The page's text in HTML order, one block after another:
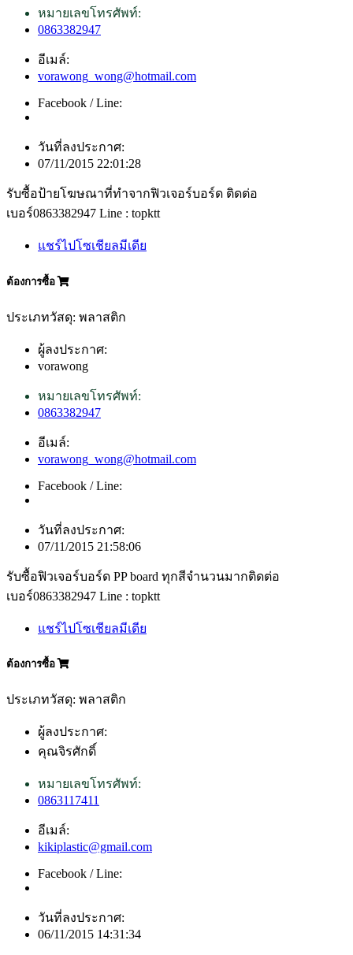
หมายเลขโทรศัพท์:
0863382947
อีเมล์:
vorawong_wong@hotmail.com
Facebook / Line:
วันที่ลงประกาศ:
07/11/2015 22:01:28
รับซื้อป้ายโฆษณาที่ทำจากฟิวเจอร์บอร์ด ติดต่อ
เบอร์0863382947 Line : topktt
แชร์ไปโซเชียลมีเดีย
ต้องการซื้อ
ประเภทวัสดุ: พลาสติก
ผู้ลงประกาศ:
vorawong
หมายเลขโทรศัพท์:
0863382947
อีเมล์:
vorawong_wong@hotmail.com
Facebook / Line:
วันที่ลงประกาศ:
07/11/2015 21:58:06
รับซื้อฟิวเจอร์บอร์ด PP board ทุกสีจำนวนมากติดต่อ
เบอร์0863382947 Line : topktt
แชร์ไปโซเชียลมีเดีย
ต้องการซื้อ
ประเภทวัสดุ: พลาสติก
ผู้ลงประกาศ:
คุณจิรศักดิ์
หมายเลขโทรศัพท์:
0863117411
อีเมล์:
kikiplastic@gmail.com
Facebook / Line:
วันที่ลงประกาศ:
06/11/2015 14:31:34